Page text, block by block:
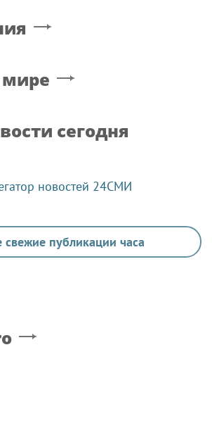
мире
сегодня
новостей 24СМИ
публикации часа